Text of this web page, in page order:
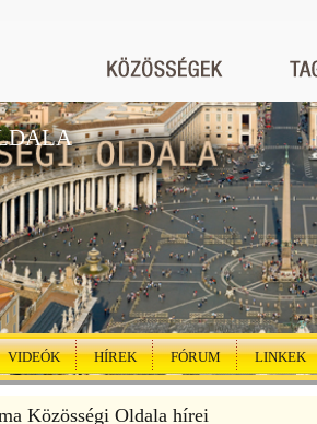
VIDEÓK HÍREK FÓRUM LINKEK
Közösségi Oldala hírei